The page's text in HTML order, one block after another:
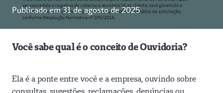
Publicado em31 de agosto de 2025
Você sabe qual é o conceito de Ouvidoria?
Ela é a ponte entre você e a empresa, ouvindo sobre
consultas, sugestões, reclamações, denúncias ou